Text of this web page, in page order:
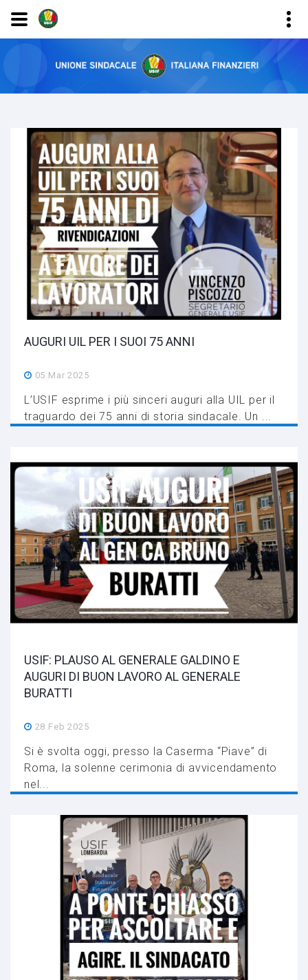
AUGURI UIL PER I SUOI 75 ANNI
05 Mar 2025
L’USIF esprime i più sinceri auguri alla UIL per il
traguardo dei 75 anni di storia sindacale. Un ...
USIF: PLAUSO AL GENERALE GALDINO E
AUGURI DI BUON LAVORO AL GENERALE
BURATTI
28 Feb 2025
Si è svolta oggi, presso la Caserma “Piave” di
Roma, la solenne cerimonia di avvicendamento
nel...